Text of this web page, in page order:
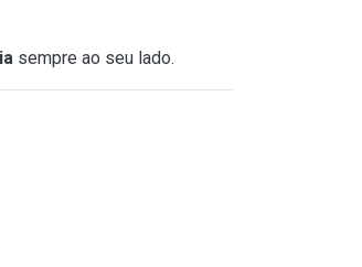
sempre ao seu lado.